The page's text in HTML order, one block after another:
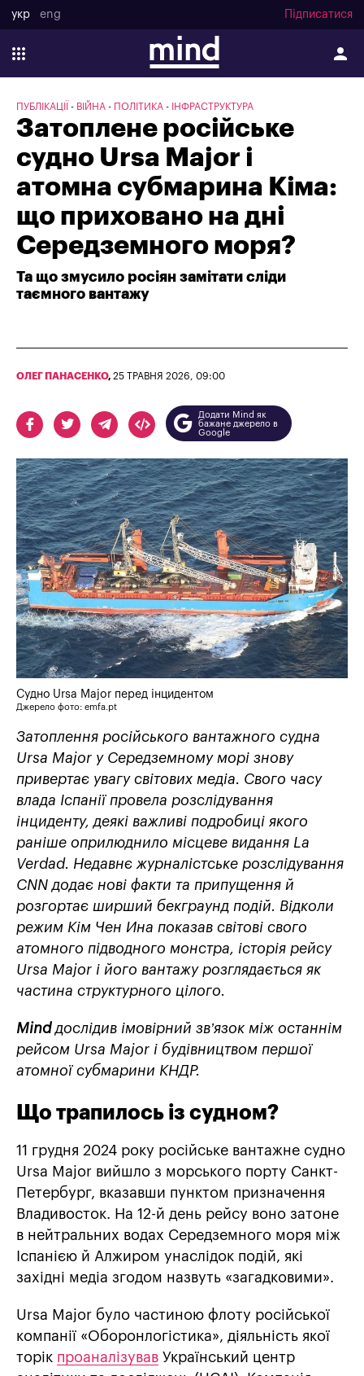
укр eng Підписатися
ПУБЛІКАЦІЇ ВІЙНА ПОЛІТИКА ІНФРАСТРУКТУРА
Затоплене російське
судно Ursa Major і
атомна субмарина Кіма:
що приховано на дні
Середземного моря?
Та що змусило росіян замітати сліди
таємного вантажу
ОЛЕГ ПАНАСЕНКО, 25 ТРАВНЯ 2026, 09:00
Додати Mind як
бажане джерело в
Google
Судно Ursa Major перед інцидентом
Джерело фото: emfa.pt
Затоплення російського вантажного судна
Ursa Major у Середземному морі знову
привертає увагу світових медіа. Свого часу
влада Іспанії провела розслідування
інциденту, деякі важливі подробиці якого
раніше оприлюднило місцеве видання La
Verdad. Недавнє журналістське розслідування
CNN додає нові факти та припущення й
розгортає ширший бекграунд подій. Відколи
режим Кім Чен Ина показав світові свого
атомного підводного монстра, історія рейсу
Ursa Major і його вантажу розглядається як
частина структурного цілого.
Mindдослідив імовірний зв’язок між останнім
рейсом Ursa Major і будівництвом першої
атомної субмарини КНДР.
Що трапилось із судном?
11 грудня 2024 року російське вантажне судно
Ursa Major вийшло з морського порту Санкт-
Петербург, вказавши пунктом призначення
Владивосток. На 12-й день рейсу воно затоне
в нейтральних водах Середземного моря між
Іспанією й Алжиром унаслідок подій, які
західні медіа згодом назвуть «загадковими».
Ursa Major було частиною флоту російської
компанії «Оборонлогістика», діяльність якої
торік проаналізував Український центр